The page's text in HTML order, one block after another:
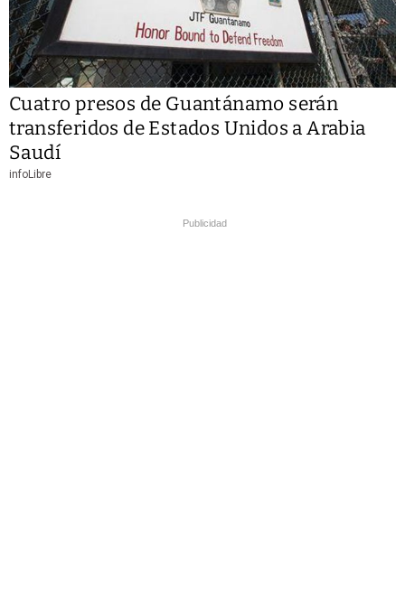
Cuatro presos de Guantánamo serán
transferidos de Estados Unidos a Arabia
Saudí
infoLibre
Publicidad